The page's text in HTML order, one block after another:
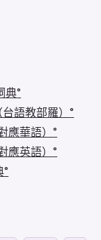
典
台語教部羅）
應華語）
應英語）